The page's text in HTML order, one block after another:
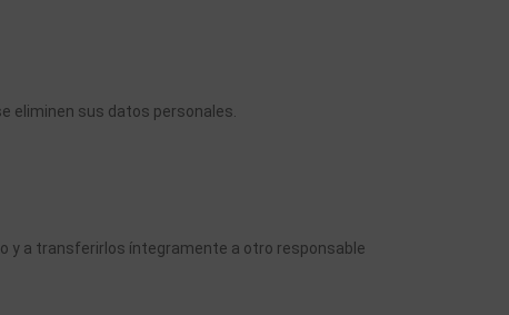
eliminen sus datos personales.
y a transferirlos íntegramente a otro responsable